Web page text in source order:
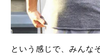
という感じで、みんな